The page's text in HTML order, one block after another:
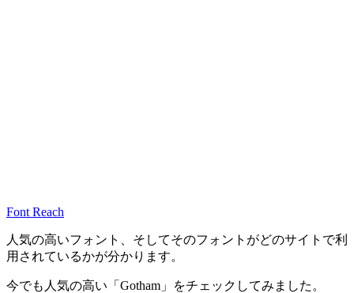
Font Reach
人気の高いフォント、そしてそのフォントがどのサイトで利
用されているかが分かります。
今でも人気の高い「Gotham」をチェックしてみました。